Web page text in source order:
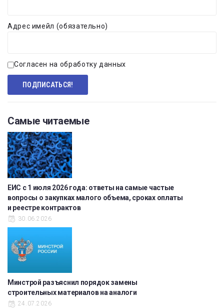
Адрес имейл (обязательно)
Согласен на обработку данных
Самые читаемые
ЕИС с 1 июля 2026 года: ответы на самые частые
вопросы о закупках малого объема, сроках оплаты
и реестре контрактов
30.06.2026
Минстрой разъяснил порядок замены
строительных материалов на аналоги
24.07.2026